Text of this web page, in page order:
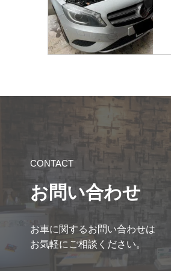
CONTACT
お問い合わせ
お車に関するお問い合わせは
お気軽にご相談ください。